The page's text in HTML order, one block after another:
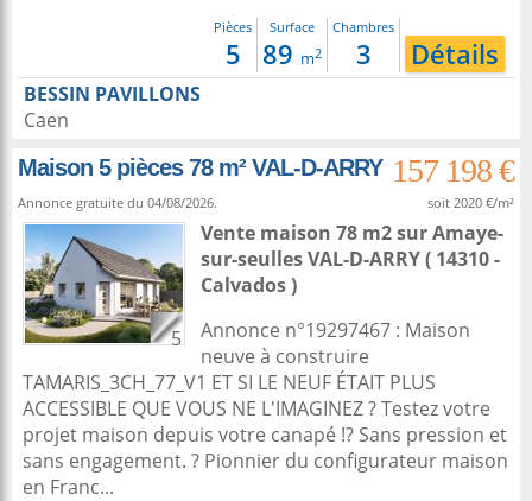
Pièces
5
Surface
89 m2
Chambres
3 Détails
BESSIN PAVILLONS
Caen
Maison 5 pièces 78 m² VAL-D-ARRY 157 198 €
Annonce gratuite du 04/08/2026. soit 2020 €/m²
5
Vente maison 78 m2surAmaye-
sur-seullesVAL-D-ARRY ( 14310 -
Calvados )
Annonce n°19297467 : Maison
neuve à construire
TAMARIS_3CH_77_V1 ET SI LE NEUF ÉTAIT PLUS
ACCESSIBLE QUE VOUS NE L'IMAGINEZ ? Testez votre
projet maison depuis votre canapé !? Sans pression et
sans engagement. ? Pionnier du configurateur maison
en Franc...